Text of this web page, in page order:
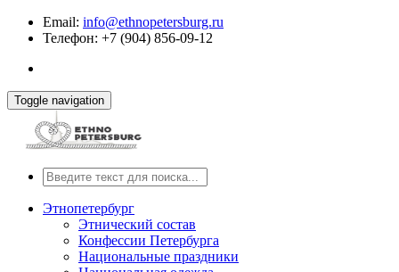
Email: info@ethnopetersburg.ru
Телефон: +7 (904) 856-09-12
Toggle navigation
Этнопетербург
Этнический состав
Конфессии Петербурга
Национальные праздники